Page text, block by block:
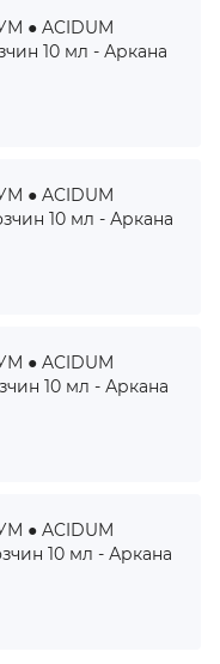
● ACIDUM
10 мл - Аркана
● ACIDUM
10 мл - Аркана
● ACIDUM
10 мл - Аркана
● ACIDUM
10 мл - Аркана